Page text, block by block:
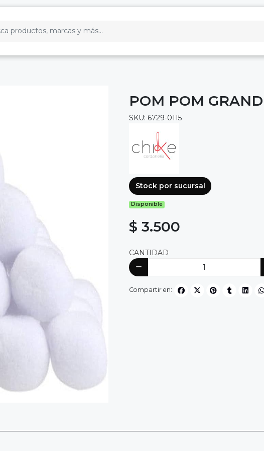
POM POM
SKU: 6729-0115
Stock por sucursal
Disponible
$ 3.500
CANTIDAD
Compartir en: